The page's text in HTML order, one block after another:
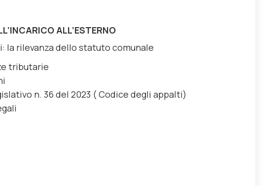
ALL’ESTERNO
la rilevanza dello statuto comunale
tributarie
n. 36 del 2023 ( Codice degli appalti)